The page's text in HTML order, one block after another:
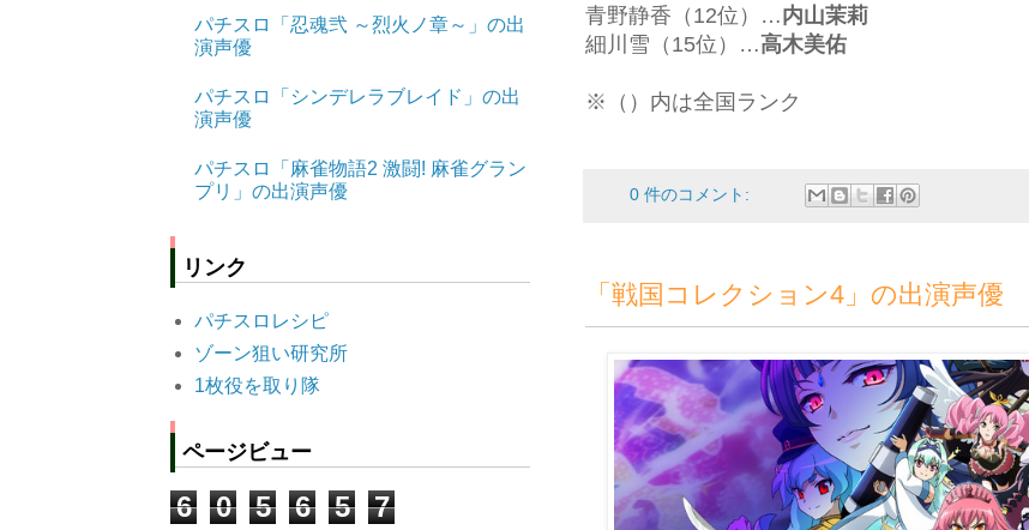
青野静香（12位）…内山茉莉
細川雪（15位）…高木美佑
※（）内は全国ランク
0 件のコメント:
「戦国コレクション4」の出演声優
パチスロ「忍魂弐 ～烈火ノ章～」の出
演声優
パチスロ「シンデレラブレイド」の出
演声優
パチスロ「麻雀物語2 激闘! 麻雀グラン
プリ」の出演声優
リンク
パチスロレシピ
ゾーン狙い研究所
1枚役を取り隊
ページビュー
6 0 5 6 5 7